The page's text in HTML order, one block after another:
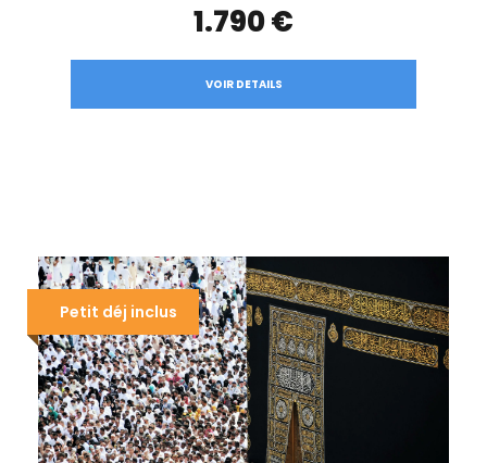
1.790 €
VOIR DETAILS
Petit déj inclus